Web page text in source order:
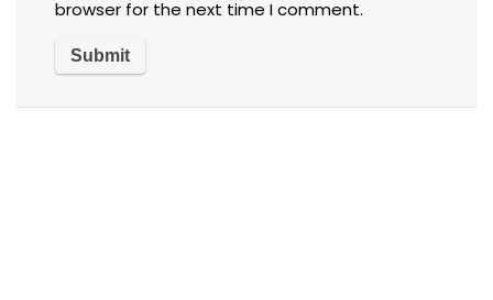
browser for the next time I comment.